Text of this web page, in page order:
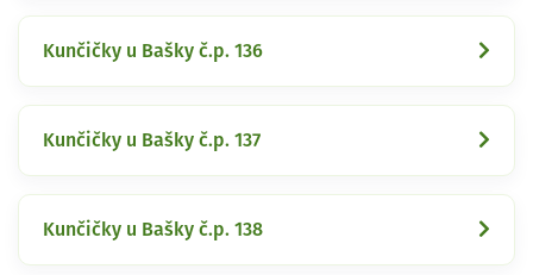
Kunčičky u Bašky č.p. 136
Kunčičky u Bašky č.p. 137
Kunčičky u Bašky č.p. 138